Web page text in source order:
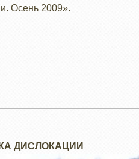
Осень 2009».
ДИСЛОКАЦИИ